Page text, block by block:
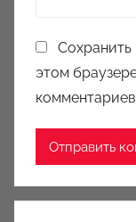
Сохранить
этом